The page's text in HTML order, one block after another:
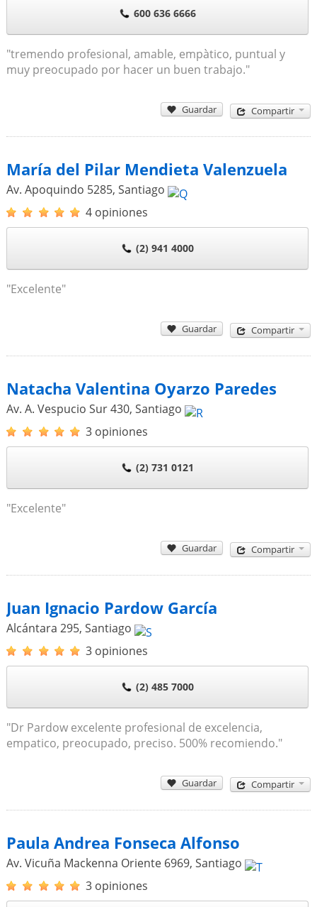
600 636 6666
"tremendo profesional, amable, empàtico, puntual y
muy preocupado por hacer un buen trabajo."
Guardar Compartir
María del Pilar Mendieta Valenzuela
Av. Apoquindo 5285, Santiago
4 opiniones
(2) 941 4000
"Excelente"
Guardar Compartir
Natacha Valentina Oyarzo Paredes
Av. A. Vespucio Sur 430, Santiago
3 opiniones
(2) 731 0121
"Excelente"
Guardar Compartir
Juan Ignacio Pardow García
Alcántara 295, Santiago
3 opiniones
(2) 485 7000
"Dr Pardow excelente profesional de excelencia,
empatico, preocupado, preciso. 500% recomiendo."
Guardar Compartir
Paula Andrea Fonseca Alfonso
Av. Vicuña Mackenna Oriente 6969, Santiago
3 opiniones